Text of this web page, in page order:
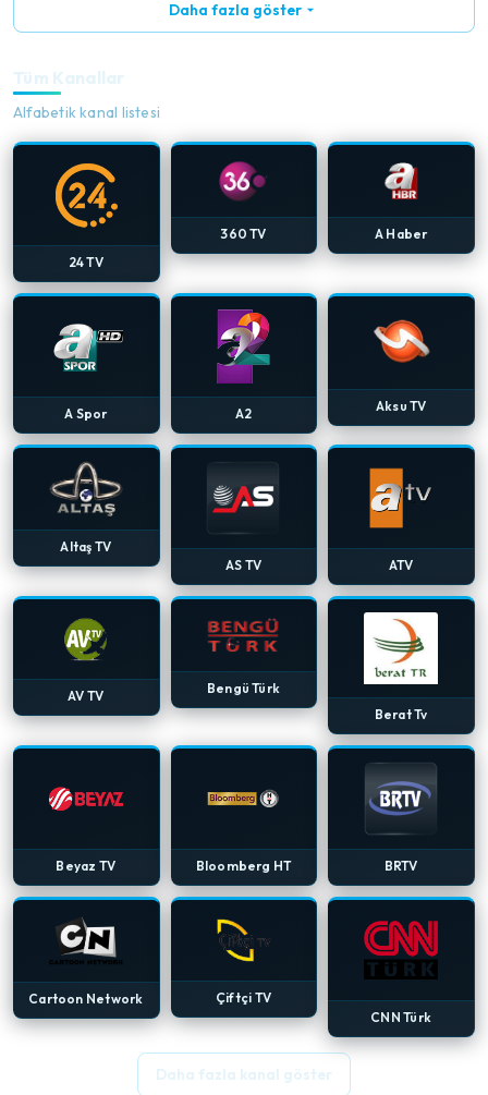
Daha fazla göster
Tüm Kanallar
Alfabetik kanal listesi
24 TV
360 TV A Haber
A Spor A2 Aksu TV
Altaş TV
AS TV
ATV
AV TV
Bengü Türk
Berat Tv
Beyaz TV Bloomberg HT BRTV
Cartoon Network
Çiftçi TV
CNN Türk
Daha fazla kanal göster